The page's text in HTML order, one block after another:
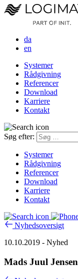
da
en
Systemer
Rådgivning
Referencer
Download
Karriere
Kontakt
Søg efter:
Systemer
Rådgivning
Referencer
Download
Karriere
Kontakt
Nyhedsoversigt
10.10.2019 - Nyhed
Mads Juul Jensen